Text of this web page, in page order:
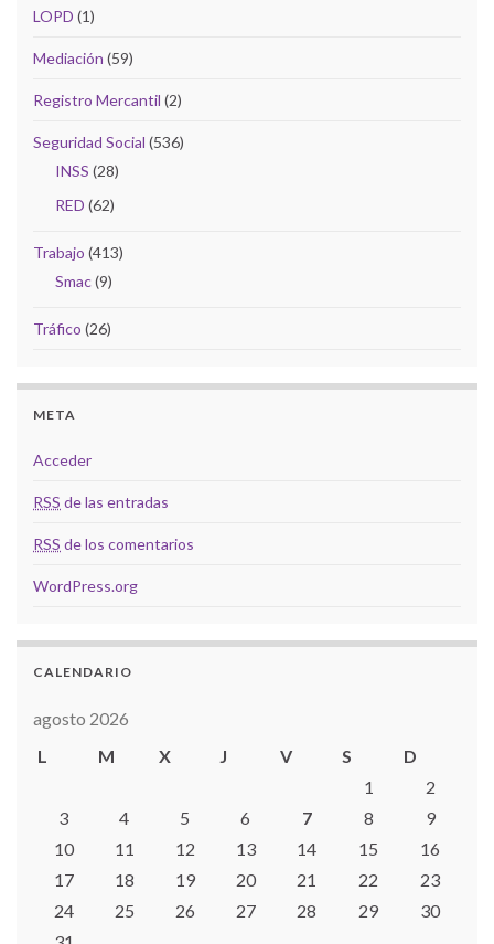
LOPD (1)
Mediación (59)
Registro Mercantil (2)
Seguridad Social (536)
INSS (28)
RED (62)
Trabajo (413)
Smac(9)
Tráfico (26)
META
Acceder
RSS de las entradas
RSS de los comentarios
WordPress.org
CALENDARIO
agosto 2026
L
M X J V S
D
1
2
3
4 5 6 7 8
9
10
11 12 13 14 15
16
17
18 19 20 21 22
23
24
25 26 27 28 29
30